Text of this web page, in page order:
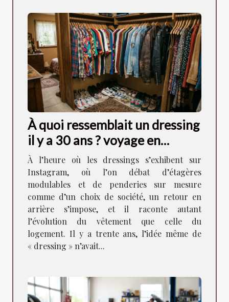
À quoi ressemblait un dressing
il y a 30 ans ? voyage en
images
À l’heure où les dressings s’exhibent sur
Instagram, où l’on débat d’étagères
modulables et de penderies sur mesure
comme d’un choix de société, un retour en
arrière s’impose, et il raconte autant
l’évolution du vêtement que celle du
logement. Il y a trente ans, l’idée même de
« dressing » n’avait...